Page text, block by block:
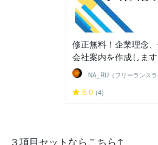
修正無料！企業理念、
会社案内を作成します
5.0 (4)
３項目セットならこちら↑